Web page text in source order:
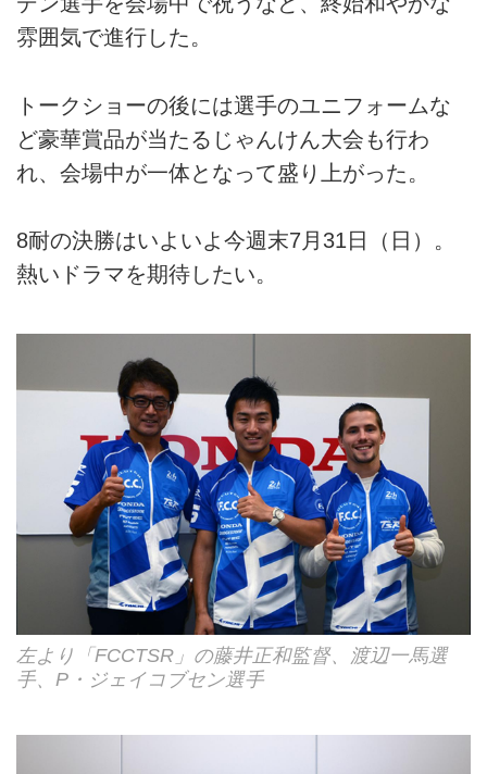
雰囲気で進行した。
トークショーの後には選手のユニフォームな
ど豪華賞品が当たるじゃんけん大会も行わ
れ、会場中が一体となって盛り上がった。
8耐の決勝はいよいよ今週末7月31日（日）。
熱いドラマを期待したい。
左より「FCCTSR」の藤井正和監督、渡辺一馬選
手、P・ジェイコブセン選手